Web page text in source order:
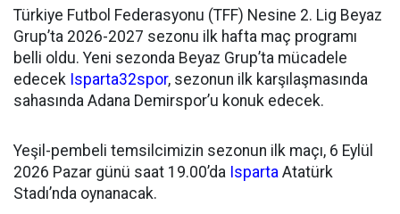
Türkiye Futbol Federasyonu (TFF) Nesine 2. Lig Beyaz
Grup’ta 2026-2027 sezonu ilk hafta maç programı
belli oldu. Yeni sezonda Beyaz Grup’ta mücadele
edecek Isparta32spor, sezonun ilk karşılaşmasında
sahasında Adana Demirspor’u konuk edecek.
Yeşil-pembeli temsilcimizin sezonun ilk maçı, 6 Eylül
2026 Pazar günü saat 19.00’da Isparta Atatürk
Stadı’nda oynanacak.